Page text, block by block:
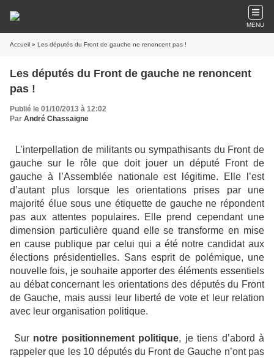
MENU
Accueil » Les députés du Front de gauche ne renoncent pas !
Les députés du Front de gauche ne renoncent
pas !
Publié le 01/10/2013 à 12:02
Par André Chassaigne
L’interpellation de militants ou sympathisants du Front de
gauche sur le rôle que doit jouer un député Front de
gauche à l’Assemblée nationale est légitime. Elle l’est
d’autant plus lorsque les orientations prises par une
majorité élue sous une étiquette de gauche ne répondent
pas aux attentes populaires. Elle prend cependant une
dimension particulière quand elle se transforme en mise
en cause publique par celui qui a été notre candidat aux
élections présidentielles. Sans esprit de polémique, une
nouvelle fois, je souhaite apporter des éléments essentiels
au débat concernant les orientations des députés du Front
de Gauche, mais aussi leur liberté de vote et leur relation
avec leur organisation politique.
Sur notre positionnement politique, je tiens d’abord à
rappeler que les 10 députés du Front de Gauche n’ont pas